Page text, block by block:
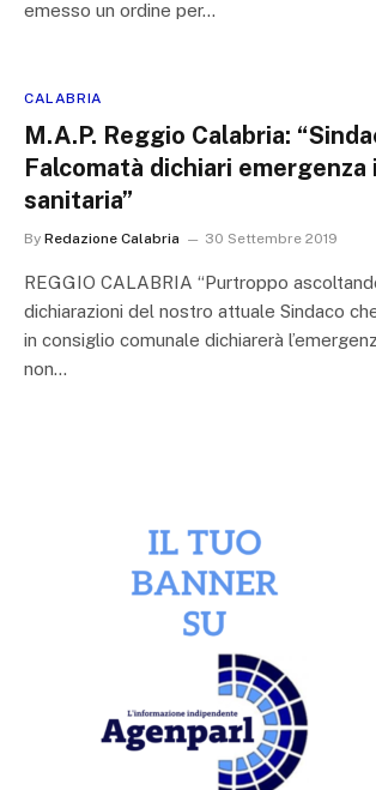
emesso un ordine per…
CALABRIA
M.A.P. Reggio Calabria:
Falcomatà dichiari emergenza
sanitaria”
By Redazione Calabria 30 Settembre 2019
REGGIO CALABRIA “Purtroppo
dichiarazioni del nostro attuale Sindaco
in consiglio comunale dichiarerà
non…